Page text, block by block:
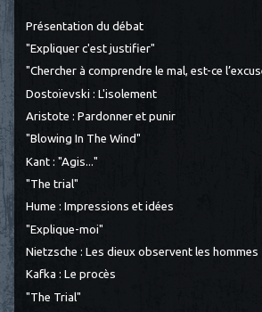
Présentation du débat
"Expliquer c'est justifier"
"Chercher à comprendre le mal, est-ce
Dostoïevski : L'isolement
Aristote : Pardonner et punir
"Blowing In The Wind"
Kant : "Agis..."
"The trial"
Hume : Impressions et idées
"Explique-moi"
Nietzsche : Les dieux observent les hommes
Kafka : Le procès
"The Trial"